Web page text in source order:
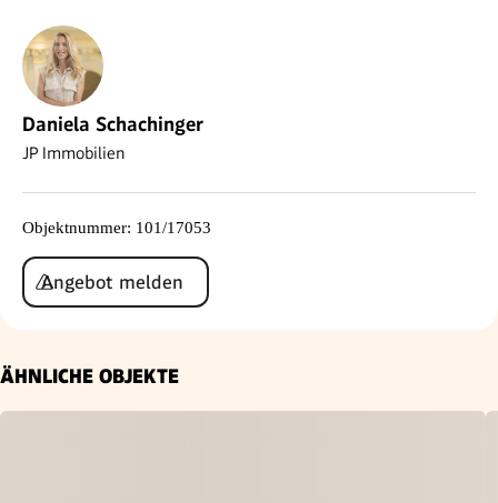
Daniela Schachinger
JP Immobilien
Objektnummer: 101/17053
Angebot melden
ÄHNLICHE OBJEKTE